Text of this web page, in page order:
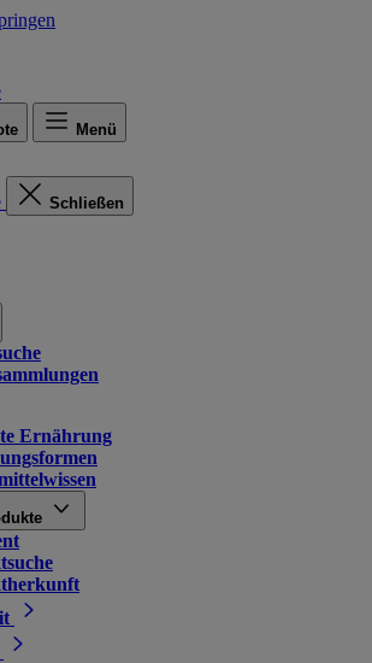
Menü
Schließen
Ernährung